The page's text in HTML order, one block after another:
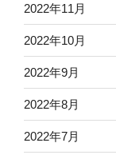
2022年11月
2022年10月
2022年9月
2022年8月
2022年7月